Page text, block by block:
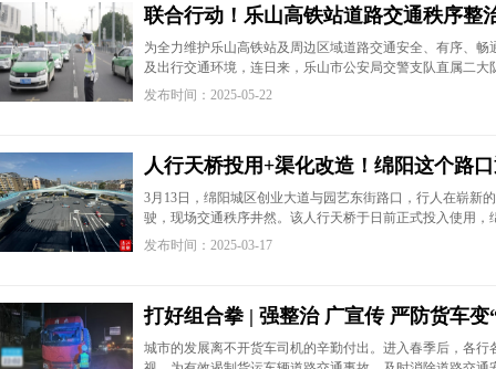
联合行动！乐山高铁站道路交通秩序整
为全力维护乐山高铁站及周边区域道路交通安全、有序、
及出行交通环境，连日来，乐山市公安局交警支队直属二大
发布时间：2025-05-22
人行天桥投用+渠化改造！绵阳这个路
3月13日，绵阳城区创业大道与园艺东街路口，行人在崭新
驶，现场交通秩序井然。该人行天桥于日前正式投入使用，
发布时间：2025-03-17
打好组合拳 | 强整治 广宣传 严防货车变
城市的发展离不开货车司机的辛勤付出。进入春季后，各